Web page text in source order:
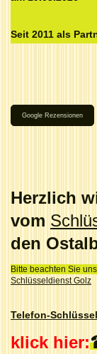
Seit 2011 als
Google Rezensionen
Herzlich
vom
den
Bitte beachten Sie
Schlüsseldienst Golz
Telefon-
klick hier: